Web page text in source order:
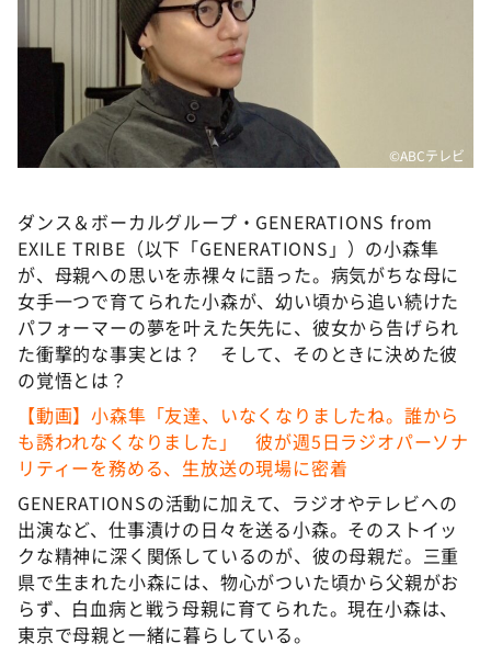
河合＆A.B.C-Z塚田×福井アナ「なんでやねん！？」
（news おかえり）
DAIGOも台所 ～きょうの献立 何にする？～
本日はダイアンなり！シーズン２
朝だ！生です旅サラダ
ＬＩＦＥ～夢のカタチ～
新婚さんいらっしゃい！
ポツンと一軒家
ザキ山小屋本館
ぺこぱのまるスポ
アナ回覧板
©️ABCテレビ
ダンス＆ボーカルグループ・GENERATIONS from
EXILE TRIBE（以下「GENERATIONS」）の小森隼
が、母親への思いを赤裸々に語った。病気がちな母に
女手一つで育てられた小森が、幼い頃から追い続けた
パフォーマーの夢を叶えた矢先に、彼女から告げられ
た衝撃的な事実とは？ そして、そのときに決めた彼
の覚悟とは？
【動画】小森隼「友達、いなくなりましたね。誰から
も誘われなくなりました」 彼が週5日ラジオパーソナ
リティーを務める、生放送の現場に密着
GENERATIONSの活動に加えて、ラジオやテレビへの
出演など、仕事漬けの日々を送る小森。そのストイッ
クな精神に深く関係しているのが、彼の母親だ。三重
県で生まれた小森には、物心がついた頃から父親がお
らず、白血病と戦う母親に育てられた。現在小森は、
東京で母親と一緒に暮らしている。